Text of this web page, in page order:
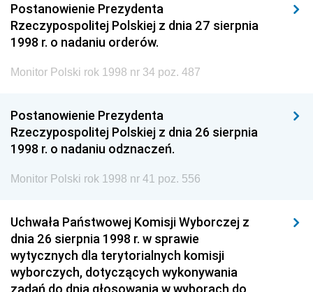
Postanowienie Prezydenta
Rzeczypospolitej Polskiej z dnia 27 sierpnia
1998 r. o nadaniu orderów.
Monitor Polski rok 1998 nr 34 poz. 487
Postanowienie Prezydenta
Rzeczypospolitej Polskiej z dnia 26 sierpnia
1998 r. o nadaniu odznaczeń.
Monitor Polski rok 1998 nr 41 poz. 556
Uchwała Państwowej Komisji Wyborczej z
dnia 26 sierpnia 1998 r. w sprawie
wytycznych dla terytorialnych komisji
wyborczych, dotyczących wykonywania